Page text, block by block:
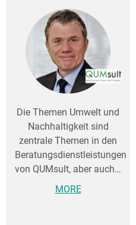
Die Themen Umwelt und
Nachhaltigkeit sind
zentrale Themen in den
Beratungsdienstleistungen
von QUMsult, aber auch…
MORE